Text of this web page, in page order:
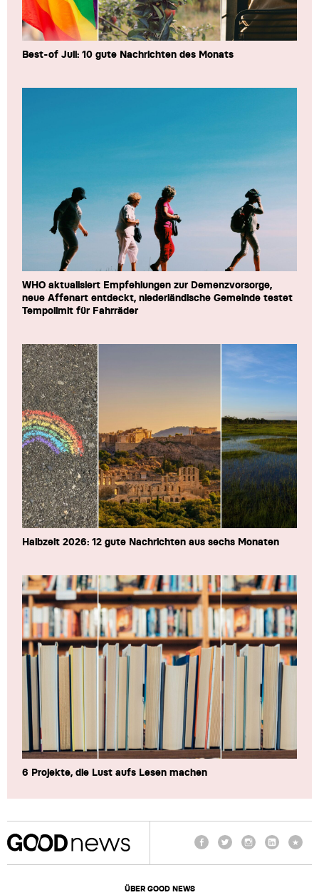
Best-of Juli: 10 gute Nachrichten des Monats
WHO aktualisiert Empfehlungen zur Demenzvorsorge,
neue Affenart entdeckt, niederländische Gemeinde testet
Tempolimit für Fahrräder
Halbzeit 2026: 12 gute Nachrichten aus sechs Monaten
6 Projekte, die Lust aufs Lesen machen
ÜBER GOOD NEWS